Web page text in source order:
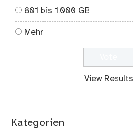
801 bis 1.000 GB
Mehr
View Results
Kategorien